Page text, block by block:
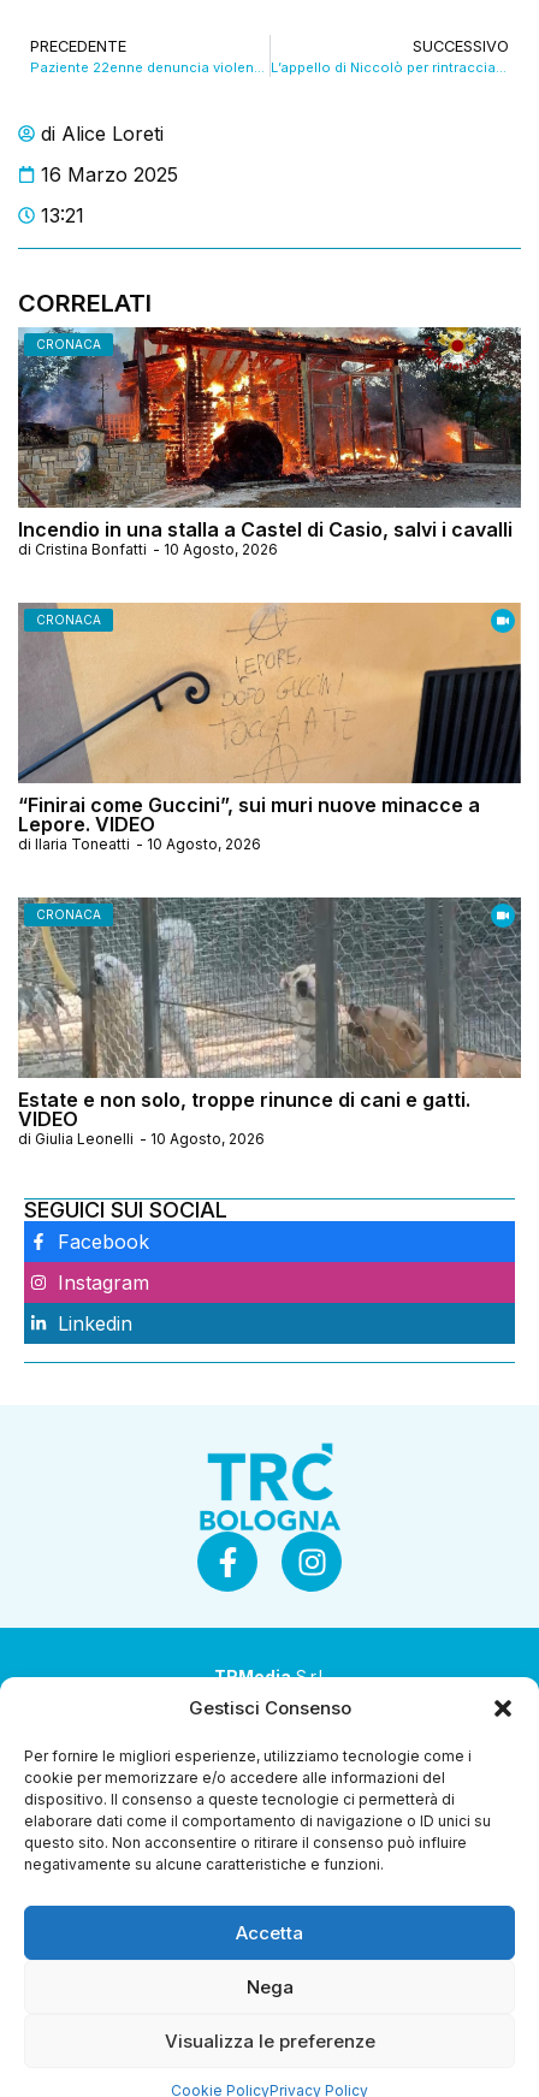
Gestisci Consenso
Per fornire le migliori esperienze, utilizziamo tecnologie come i
cookie per memorizzare e/o accedere alle informazioni del
dispositivo. Il consenso a queste tecnologie ci permetterà di
elaborare dati come il comportamento di navigazione o ID unici su
questo sito. Non acconsentire o ritirare il consenso può influire
negativamente su alcune caratteristiche e funzioni.
Accetta
Nega
Visualizza le preferenze
Cookie PolicyPrivacy Policy
di Alice Loreti
16 Marzo 2025
13:21
CORRELATI
CRONACA
Incendio in una stalla a Castel di Casio, salvi i cavalli
di Cristina Bonfatti - 10 Agosto, 2026
CRONACA
“Finirai come Guccini”, sui muri nuove minacce a
Lepore. VIDEO
di Ilaria Toneatti - 10 Agosto, 2026
CRONACA
Estate e non solo, troppe rinunce di cani e gatti.
VIDEO
di Giulia Leonelli - 10 Agosto, 2026
PRECEDENTE
Paziente 22enne denuncia violenza sessuale in reparto da parte di un OSS. VIDEO
SUCCESSIVO
L’appello di Niccolò per rintracciare chi lo ha investito in via Mattei. VIDEO
SEGUICI SUI SOCIAL
Facebook
Instagram
Linkedin
TRMediaS.r.l.
Società a socio unico
Società sottoposta ad attività di direzione e
coordinamento da parte di Coop Alleanza 3.0 Soc. Coop.
Sede legale: via Ragazzi del ’99 nr. 51 42124 Reggio Emilia
(RE)
Capitale sociale € 1.040.000 i.v.
Diretta Streaming